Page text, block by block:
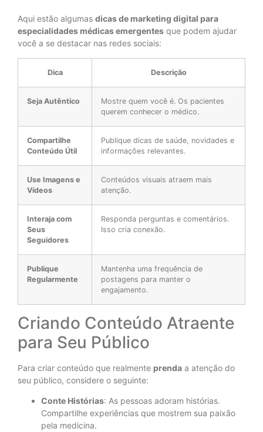
Aqui estão algumas dicas de marketing digital para
especialidades médicas emergentes que podem ajudar
você a se destacar nas redes sociais:
Dica Descrição
Seja Autêntico
Mostre quem você é. Os pacientes
querem conhecer o médico.
Compartilhe
Conteúdo Útil
Publique dicas de saúde, novidades e
informações relevantes.
Use Imagens e
Vídeos
Conteúdos visuais atraem mais
atenção.
Interaja com
Seus
Seguidores
Responda perguntas e comentários.
Isso cria conexão.
Publique
Regularmente
Mantenha uma frequência de
postagens para manter o
engajamento.
Criando Conteúdo Atraente
para Seu Público
Para criar conteúdo que realmente prenda a atenção do
seu público, considere o seguinte:
Conte Histórias: As pessoas adoram histórias.
Compartilhe experiências que mostrem sua paixão
pela medicina.